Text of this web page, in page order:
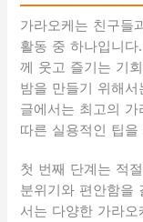
가라오케는 친구들
활동 중 하나입니
께 웃고 즐기는 기
밤을 만들기 위해
글에서는 최고의
따른 실용적인 팁
첫 번째 단계는 적
분위기와 편안함을
서는 다양한 가라